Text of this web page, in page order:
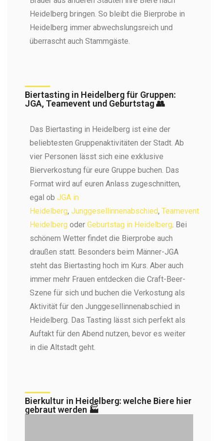
Heidelberg bringen. So bleibt die Bierprobe in
Heidelberg immer abwechslungsreich und
überrascht auch Stammgäste.
Biertasting in Heidelberg für Gruppen:
JGA, Teamevent und Geburtstag 👥
Das Biertasting in Heidelberg ist eine der
beliebtesten Gruppenaktivitäten der Stadt. Ab
vier Personen lässt sich eine exklusive
Bierverkostung für eure Gruppe buchen. Das
Format wird auf euren Anlass zugeschnitten,
egal ob JGA in
Heidelberg, Junggesellinnenabschied, Teamevent
Heidelberg oder Geburtstag in Heidelberg. Bei
schönem Wetter findet die Bierprobe auch
draußen statt. Besonders beim Männer-JGA
steht das Biertasting hoch im Kurs. Aber auch
immer mehr Frauen entdecken die Craft-Beer-
Szene für sich und buchen die Verkostung als
Aktivität für den Junggesellinnenabschied in
Heidelberg. Das Tasting lässt sich perfekt als
Auftakt für den Abend nutzen, bevor es weiter
in die Altstadt geht.
Bierkultur in Heidelberg: welche Biere hier
gebraut werden 🏭